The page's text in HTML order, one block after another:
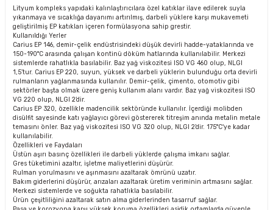
Lityum kompleks yapıdaki kalınlaştırıcılara özel katıklar ilave edilerek suyla
yıkanmaya ve sıcaklığa dayanımı artırılmış, darbeli yüklere karşı mukavemeti
geliştirilmiş EP katıkları içeren formülasyona sahip grestir.
Kullanıldığı Yerler
Carius EP 146, demir-çelik endüstrisindeki düşük devirli hadde-yataklarında ve
150-190°C arasında çalışan kontinü döküm hatlarında kullanılabilir. Merkezi
sistemlerde rahatlıkla basılabilir. Baz yağ viskozitesi ISO VG 460 olup, NLGI
1,5’tur. Carius EP 220, suyun, yüksek ve darbeli yüklerin bulunduğu orta devirli
rulmanların yağlanmasında kullanılır. Demir-çelik, çimento, otomotiv gibi
sektörler başta olmak üzere geniş kullanım alanı vardır. Baz yağ viskozitesi ISO
VG 220 olup, NLGI 2’dir.
Carius EP 320, özellikle madencilik sektöründe kullanılır. İçerdiği molibden
disülfit sayesinde katı yağlayıcı görevi göstererek titreşim anında metalin metale
temasını önler. Baz yağ viskozitesi ISO VG 320 olup, NLGI 2’dir. 175°C'ye kadar
kullanılabilir.
Özellikleri ve Faydaları
Üstün aşırı basınç özellikleri ile darbeli yüklerde çalışma imkanı sağlar.
Gres tüketimini azaltır, işletme maliyetlerini düşürür.
Rulman yorulmasını ve aşınmasını azaltarak ömrünü uzatır.
Bakım giderlerini düşürür, arızaları azaltarak üretim veriminin artmasını sağlar.
Merkezi sistemlerde ve soğukta rahatlıkla basılabilir.
Ürün çeşitliliğini azaltarak satın alma giderlerinden tasarruf sağlar.